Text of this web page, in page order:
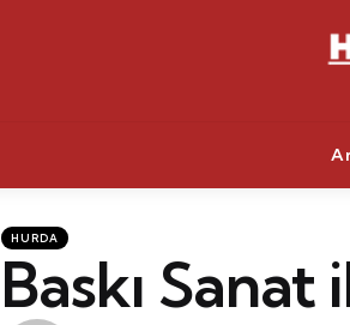
Kategoriler
Posted
in
HURDA
Baskı Sanat